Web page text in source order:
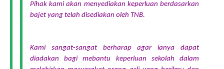
Pihak kami akan menyediakan keperluan berdasarkan
bajet yang telah disediakan oleh TNB.
Kami sangat-sangat berharap agar ianya dapat
diadakan bagi mebantu keperluan sekolah dalam